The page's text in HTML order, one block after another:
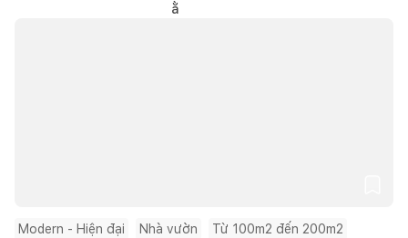
Modern - Hiện đại Nhà vườn Từ 100m2 đến 200m2